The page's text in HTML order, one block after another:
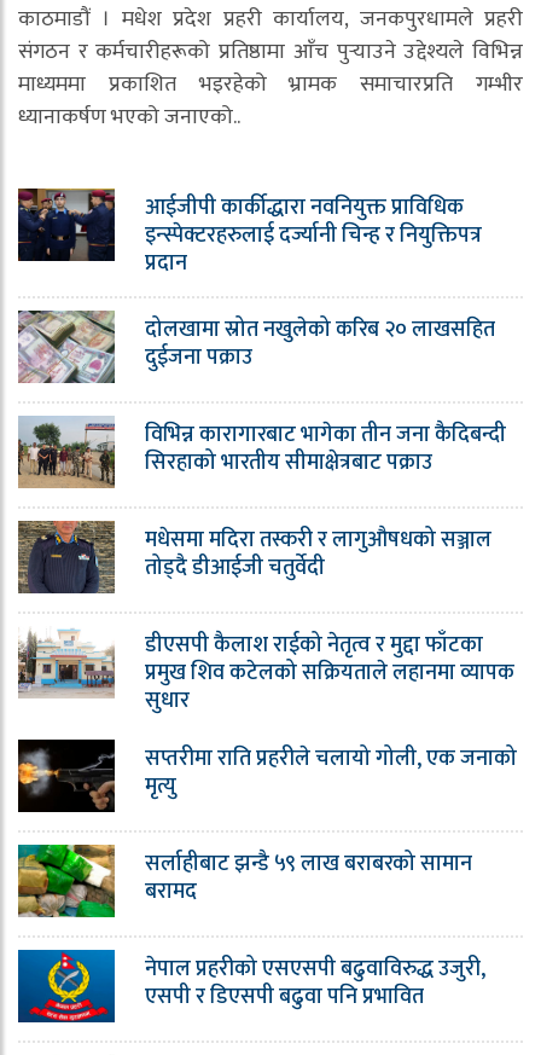
काठमाडौं । मधेश प्रदेश प्रहरी कार्यालय, जनकपुरधामले प्रहरी
संगठन र कर्मचारीहरूको प्रतिष्ठामा आँच पुर्‍याउने उद्देश्यले विभिन्न
माध्यममा प्रकाशित भइरहेको भ्रामक समाचारप्रति गम्भीर
ध्यानाकर्षण भएको जनाएको..
आईजीपी कार्कीद्धारा नवनियुक्त प्राविधिक
इन्स्पेक्टरहरुलाई दर्ज्यानी चिन्ह र नियुक्तिपत्र
प्रदान
दोलखामा स्रोत नखुलेको करिब २० लाखसहित
दुईजना पक्राउ
विभिन्न कारागारबाट भागेका तीन जना कैदिबन्दी
सिरहाको भारतीय सीमाक्षेत्रबाट पक्राउ
मधेसमा मदिरा तस्करी र लागुऔषधको सञ्जाल
तोड्दै डीआईजी चतुर्वेदी
डीएसपी कैलाश राईको नेतृत्व र मुद्दा फाँटका
प्रमुख शिव कटेलको सक्रियताले लहानमा व्यापक
सुधार
सप्तरीमा राति प्रहरीले चलायो गोली, एक जनाको
मृत्यु
सर्लाहीबाट झन्डै ५९ लाख बराबरको सामान
बरामद
नेपाल प्रहरीको एसएसपी बढुवाविरुद्ध उजुरी,
एसपी र डिएसपी बढुवा पनि प्रभावित